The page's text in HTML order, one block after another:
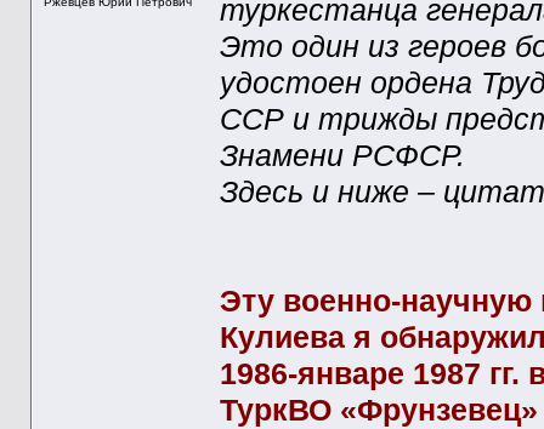
туркестанца
Это один из героев
удостоен ордена
ССР и трижды
Знамени РСФСР.
Здесь и ниже –
Эту военно-научную
Кулиева я
1986-январе 1987 гг.
ТуркВО